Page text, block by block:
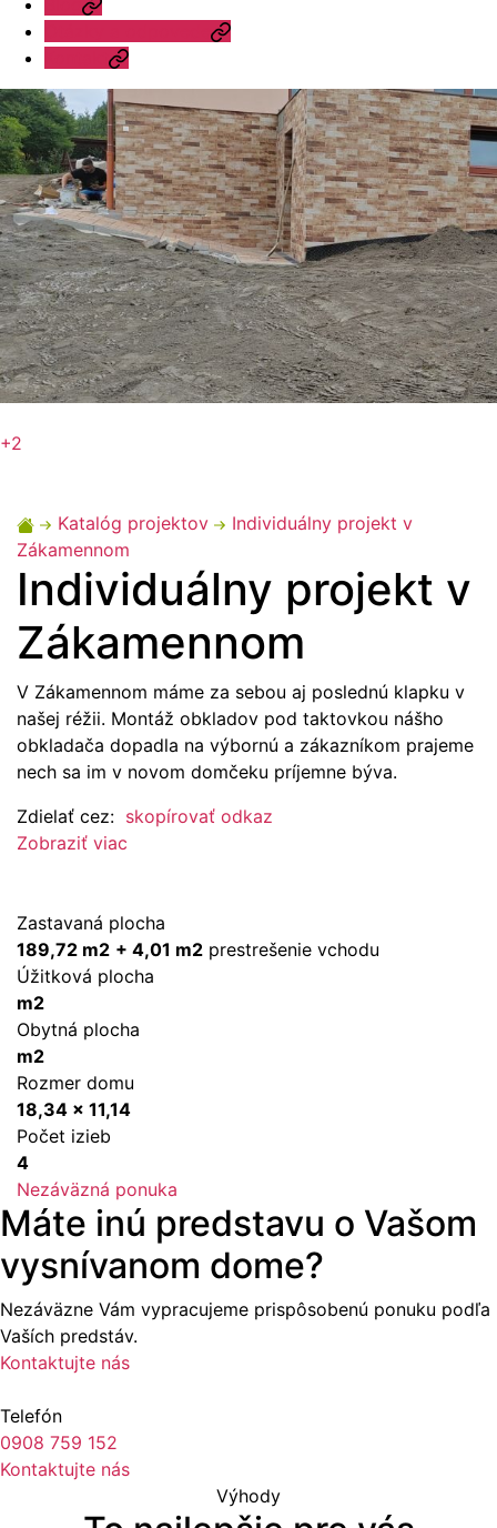
+2
Katalóg projektov
Individuálny projekt v
Zákamennom
Individuálny projekt v
Zákamennom
V Zákamennom máme za sebou aj poslednú klapku v
našej réžii. Montáž obkladov pod taktovkou nášho
obkladača dopadla na výbornú a zákazníkom prajeme
nech sa im v novom domčeku príjemne býva.
Zdielať cez: skopírovať odkaz
Zobraziť viac
Zastavaná plocha
189,72 m2 + 4,01 m2 prestrešenie vchodu
Úžitková plocha
m2
Obytná plocha
m2
Rozmer domu
18,34 x 11,14
Počet izieb
4
Nezáväzná ponuka
Máte inú predstavu o Vašom
vysnívanom dome?
Nezáväzne Vám vypracujeme prispôsobenú ponuku podľa
Vaších predstáv.
Kontaktujte nás
Telefón
0908 759 152
Kontaktujte nás
Výhody